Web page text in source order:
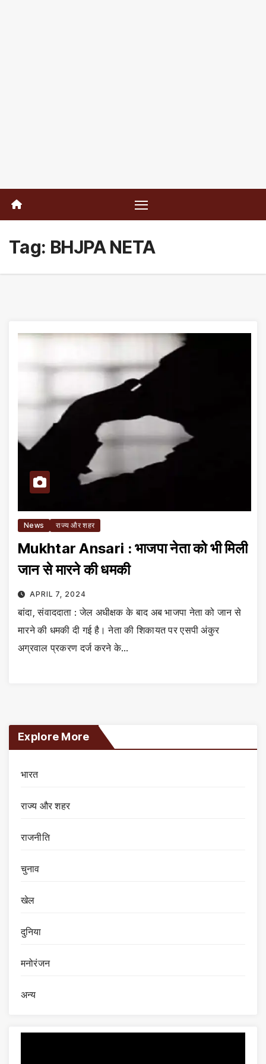
Tag: BHJPA NETA
News राज्य और शहर
Mukhtar Ansari : भाजपा नेता को भी मिली
जान से मारने की धमकी
APRIL 7, 2024
बांदा, संवाददाता : जेल अधीक्षक के बाद अब भाजपा नेता को जान से
मारने की धमकी दी गई है। नेता की शिकायत पर एसपी अंकुर
अग्रवाल प्रकरण दर्ज करने के…
Explore More
भारत
राज्य और शहर
राजनीति
चुनाव
खेल
दुनिया
मनोरंजन
अन्य